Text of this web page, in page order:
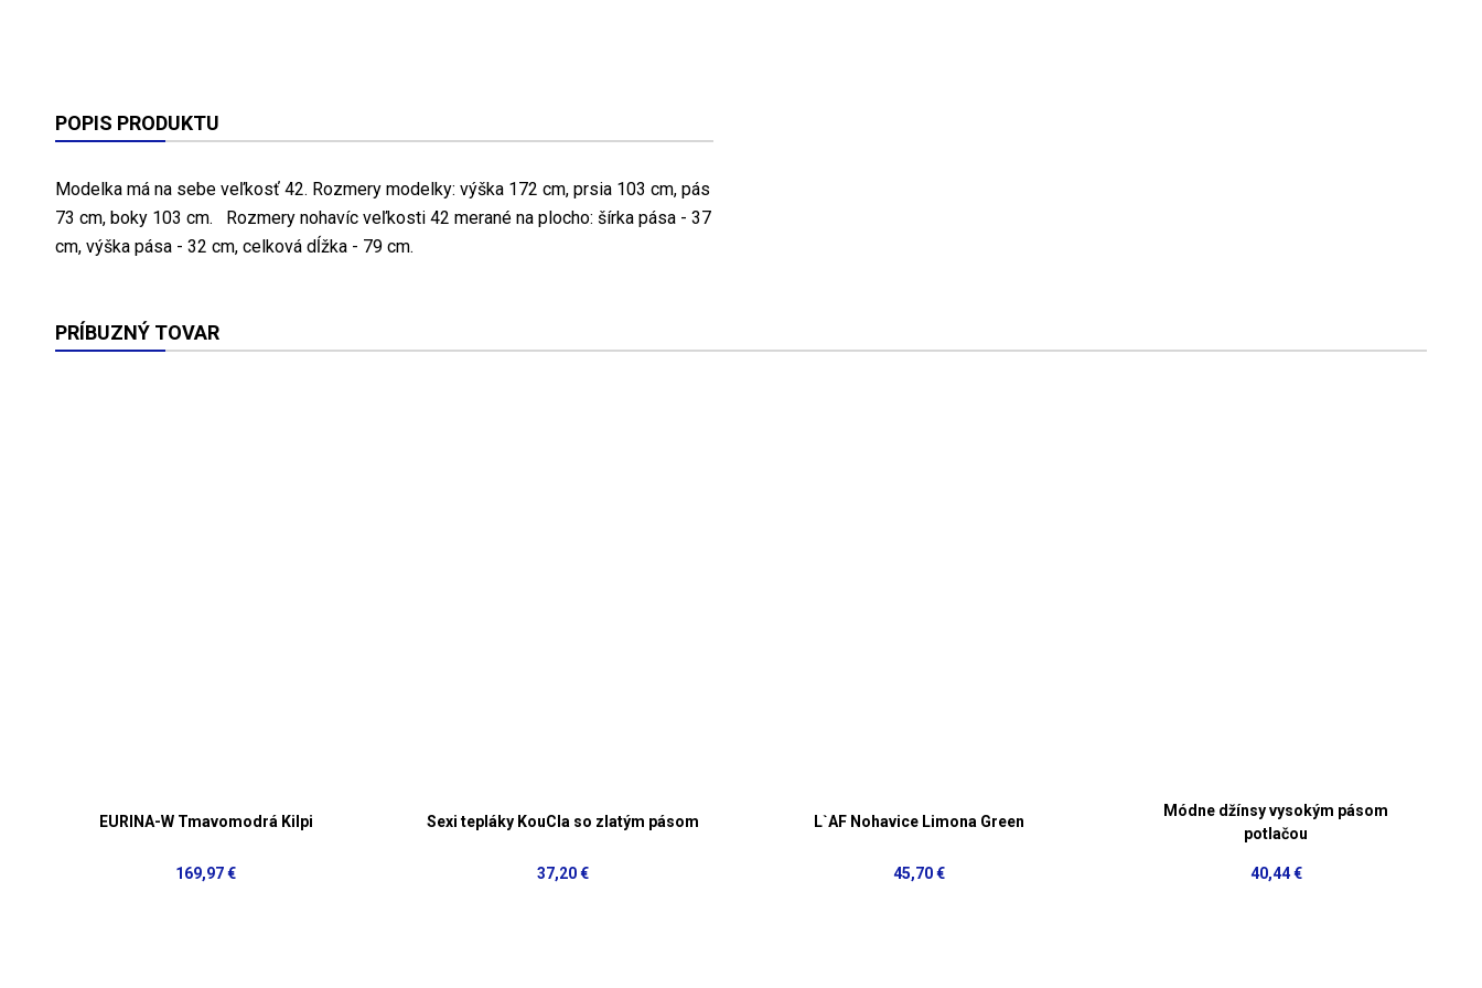
POPIS PRODUKTU
Modelka má na sebe veľkosť 42. Rozmery modelky: výška 172 cm, prsia 103 cm, pás
73 cm, boky 103 cm. Rozmery nohavíc veľkosti 42 merané na plocho: šírka pása - 37
cm, výška pása - 32 cm, celková dĺžka - 79 cm.
PRÍBUZNÝ TOVAR
EURINA-W Tmavomodrá Kilpi
169,97 €
Sexi tepláky KouCla so zlatým pásom
37,20 €
L`AF Nohavice Limona Green
45,70 €
Módne džínsy vysokým pásom
potlačou
40,44 €